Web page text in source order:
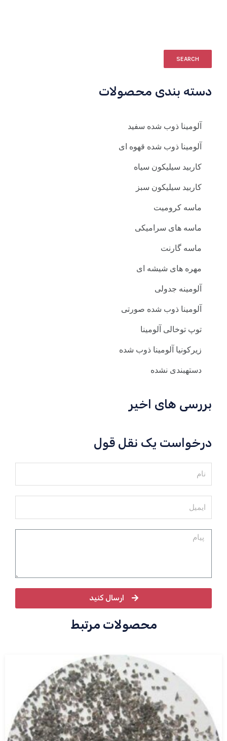
SEARCH
دسته بندی محصولات
آلومینا ذوب شده سفید
آلومینا ذوب شده قهوه ای
کاربید سیلیکون سیاه
کاربید سیلیکون سبز
ماسه کرومیت
ماسه های سرامیکی
ماسه گارنت
مهره های شیشه ای
آلومینه جدولی
آلومینا ذوب شده صورتی
توپ توخالی آلومینا
زیرکونیا آلومینا ذوب شده
دستهبندی نشده
بررسی های اخیر
درخواست یک نقل قول
ارسال کنید
محصولات مرتبط